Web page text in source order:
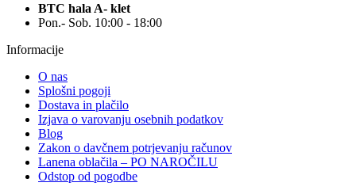
BTC hala A- klet
Pon.- Sob. 10:00 - 18:00
Informacije
O nas
Splošni pogoji
Dostava in plačilo
Izjava o varovanju osebnih podatkov
Blog
Zakon o davčnem potrjevanju računov
Lanena oblačila – PO NAROČILU
Odstop od pogodbe